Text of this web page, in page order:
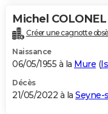
Michel COLONEL
Créer une cagnotte
Naissance
06/05/1955 à la Mure (
Décès
21/05/2022 à la Seyne-